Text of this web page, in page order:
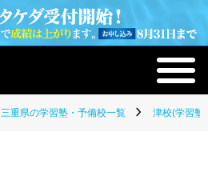
三重県の学習塾・予備校一覧 津校(学習塾